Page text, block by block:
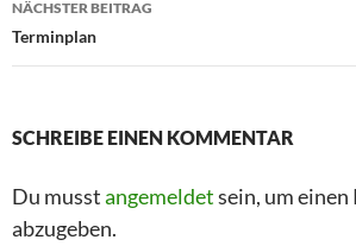
NÄCHSTER BEITRAG
Terminplan
SCHREIBE EINEN KOMMENTAR
Du musstangemeldetsein, um
abzugeben.